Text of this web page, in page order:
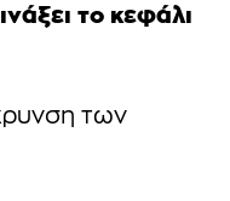
το κεφάλι
των